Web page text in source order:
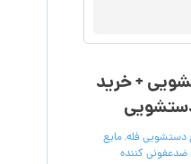
+ خرید
دستشویی فله,مایع
ضدعفونی کننده